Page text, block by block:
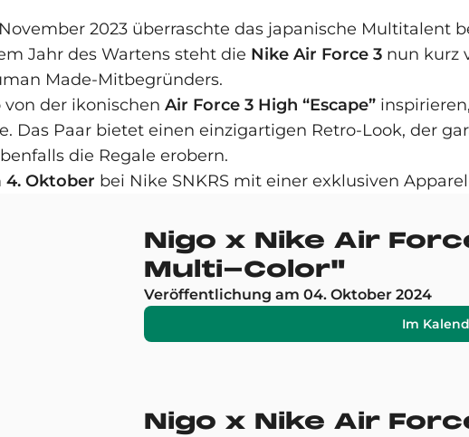
2023 überraschte das japanische Multitalent
Jahr des Wartens steht die Nike Air Force 3 nun kurz
Made-Mitbegründers.
der ikonischen Air Force 3 High “Escape”
Das Paar bietet einen einzigartigen Retro-Look, der
die Regale erobern.
4. Oktober bei Nike SNKRS mit einer exklusiven
Nigo x Nike Air
Multi-Color"
Veröffentlichung am 04. Oktober 2024
Im
Nigo x Nike Air